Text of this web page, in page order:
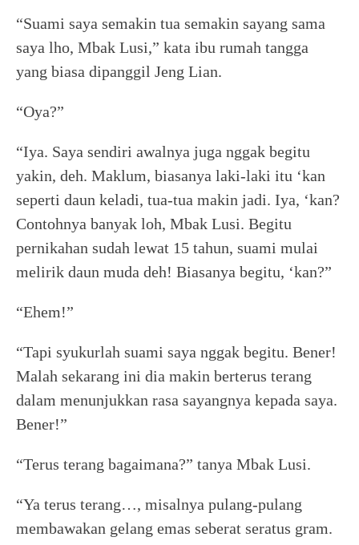
“Suami saya semakin tua semakin sayang sama
saya lho, Mbak Lusi,” kata ibu rumah tangga
yang biasa dipanggil Jeng Lian.
“Oya?”
“Iya. Saya sendiri awalnya juga nggak begitu
yakin, deh. Maklum, biasanya laki-laki itu ‘kan
seperti daun keladi, tua-tua makin jadi. Iya, ‘kan?
Contohnya banyak loh, Mbak Lusi. Begitu
pernikahan sudah lewat 15 tahun, suami mulai
melirik daun muda deh! Biasanya begitu, ‘kan?”
“Ehem!”
“Tapi syukurlah suami saya nggak begitu. Bener!
Malah sekarang ini dia makin berterus terang
dalam menunjukkan rasa sayangnya kepada saya.
Bener!”
“Terus terang bagaimana?” tanya Mbak Lusi.
“Ya terus terang…, misalnya pulang-pulang
membawakan gelang emas seberat seratus gram.